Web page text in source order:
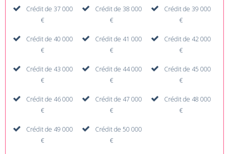
Crédit de 37 000
€
Crédit de 38 000
€
Crédit de 39 000
€
Crédit de 40 000
€
Crédit de 41 000
€
Crédit de 42 000
€
Crédit de 43 000
€
Crédit de 44 000
€
Crédit de 45 000
€
Crédit de 46 000
€
Crédit de 47 000
€
Crédit de 48 000
€
Crédit de 49 000
€
Crédit de 50 000
€